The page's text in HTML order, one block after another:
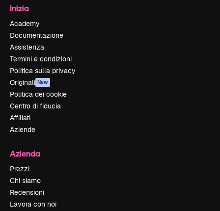
Inizia
Academy
Documentazione
Assistenza
Termini e condizioni
Politica sulla privacy
Originali New
Politica dei cookie
Centro di fiducia
Affiliati
Aziende
Azienda
Prezzi
Chi siamo
Recensioni
Lavora con noi